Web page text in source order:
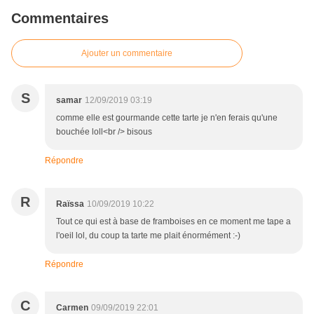
Commentaires
Ajouter un commentaire
S samar 12/09/2019 03:19
comme elle est gourmande cette tarte je n'en ferais qu'une
bouchée loll<br /> bisous
Répondre
R Raïssa 10/09/2019 10:22
Tout ce qui est à base de framboises en ce moment me tape a
l'oeil lol, du coup ta tarte me plait énormément :-)
Répondre
C Carmen 09/09/2019 22:01